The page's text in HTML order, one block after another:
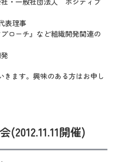
表理事
ローチ』など組織開発関連の
きます。興味のある方はお申し
(2012.11.11開催)